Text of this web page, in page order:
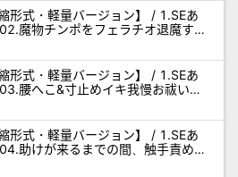
形式・軽量バージョン】 / 1.SEあ
魔物チンポをフェラチオ退魔する
形式・軽量バージョン】 / 1.SEあ
腰へこ&寸止めイキ我慢お祓いダ
修行_SE.mp3
形式・軽量バージョン】 / 1.SEあ
助けが来るまでの間、触手責めに